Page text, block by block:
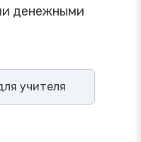
денежными
учителя